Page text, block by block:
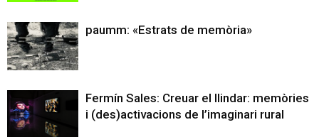
paumm: «Estrats de memòria»
Fermín Sales: Creuar el llindar: memòries
i (des)activacions de l’imaginari rural